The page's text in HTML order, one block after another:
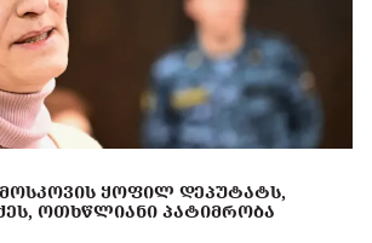
ᲧᲝᲤᲘᲚ ᲓᲔᲞᲣᲢᲐᲢᲡ,
ᲝᲗᲮᲬᲚᲘᲐᲜᲘ ᲞᲐᲢᲘᲛᲠᲝᲑᲐ